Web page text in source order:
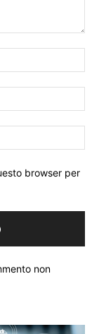
browser per
non